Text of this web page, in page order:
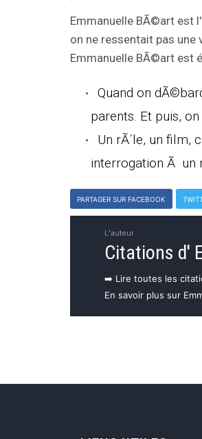
Emmanuelle BÃ©art est
on ne ressentait pas
Emmanuelle BÃ©art est
Quand on
parents. Et puis,
Un rÃ´le, un
interrogation Ã un
PARTAGER SUR FACEBOOK
L'auteur
Citations d'
➡️ Lire toutes les
En savoir plus sur